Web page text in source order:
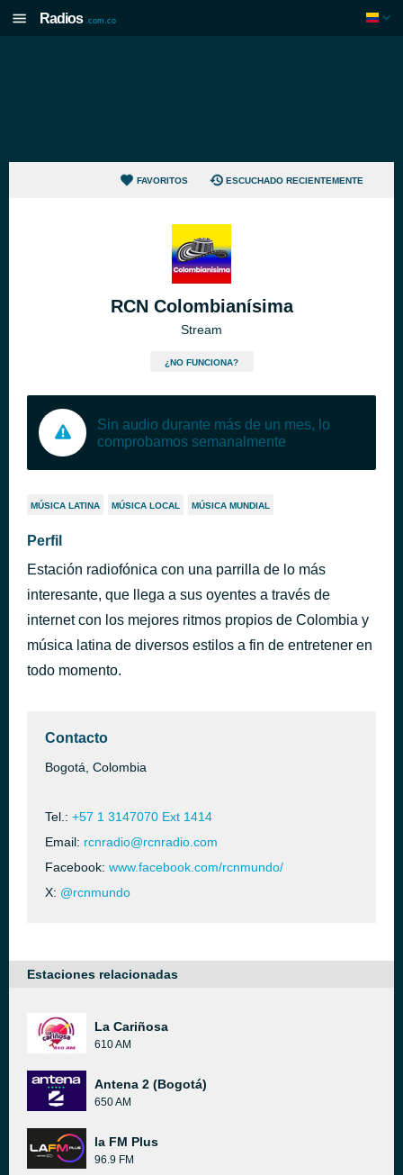
Radios .com.co
FAVORITOS ESCUCHADO RECIENTEMENTE
RCN Colombianísima
Stream
¿NO FUNCIONA?
Sin audio durante más de un mes, lo
comprobamos semanalmente
MÚSICA LATINA MÚSICA LOCAL MÚSICA MUNDIAL
Perfil
Estación radiofónica con una parrilla de lo más
interesante, que llega a sus oyentes a través de
internet con los mejores ritmos propios de Colombia y
música latina de diversos estilos a fin de entretener en
todo momento.
Contacto
Bogotá, Colombia
Tel.: +57 1 3147070 Ext 1414
Email: rcnradio@rcnradio.com
Facebook: www.facebook.com/rcnmundo/
X: @rcnmundo
Estaciones relacionadas
La Cariñosa
610 AM
Antena 2 (Bogotá)
650 AM
la FM Plus
96.9 FM